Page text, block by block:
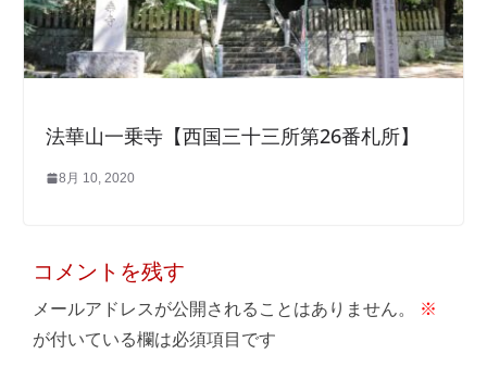
法華山一乗寺【西国三十三所第26番札所】
8月 10, 2020
コメントを残す
メールアドレスが公開されることはありません。
※
が付いている欄は必須項目です